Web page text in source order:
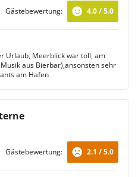
Gästebewertung: 4.0 / 5.0
Urlaub, Meerblick war toll, am
aus Bierbar),ansonsten sehr
am Hafen
Gästebewertung: 2.1 / 5.0